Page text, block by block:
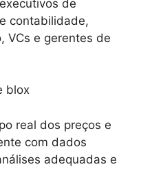
de
contabilidade,
VCs e gerentes de
blox
real dos preços e
com dados
adequadas e